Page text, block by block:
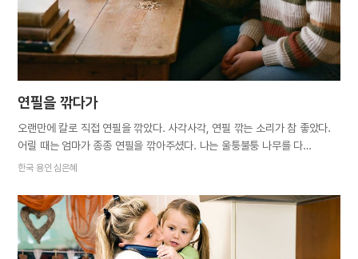
연필을 깎다가
오랜만에 칼로 직접 연필을 깎았다. 사각사각, 연필 깎는 소리가 참 좋았다.
어릴 때는 엄마가 종종 연필을 깎아주셨다. 나는 울퉁불퉁 나무를 다
깎아버리고 연필심도 부러뜨리기 일쑤였지만 엄마가 깎은 연필은 어찌나
하는 것이라면 다 잘하는 엄마가 신기하고 대단해 보였다. 세상의 이치를
통달한 박사 같았으니까. 시간이 지나면서 나는 엄마보다 아는 것이 더
많아졌고, 할 줄 아는 것도 많아졌다. 하지만 이런 생각은 엄마의 인생을
단면으로만 바라봤던 나의 오만이었음을 나중에야 깨달았다. 엄마의 인생은
한국 용인 심은혜